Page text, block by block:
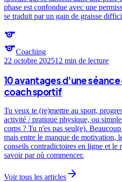
phase est confondue avec une
se traduit par un gain de graisse
sports
sportsCoaching
22 octobre 202512 min de lecture
10 avantages d'une
coach sportif
Tu veux te (re)mettre au sport,
activité / pratique physique, ou
corps ? Tu n'es pas seul(e).
mais entre le manque de motivation,
conseils contradictoires en ligne et
savoir par où commencer.
Voir tous les articles arrow_forward